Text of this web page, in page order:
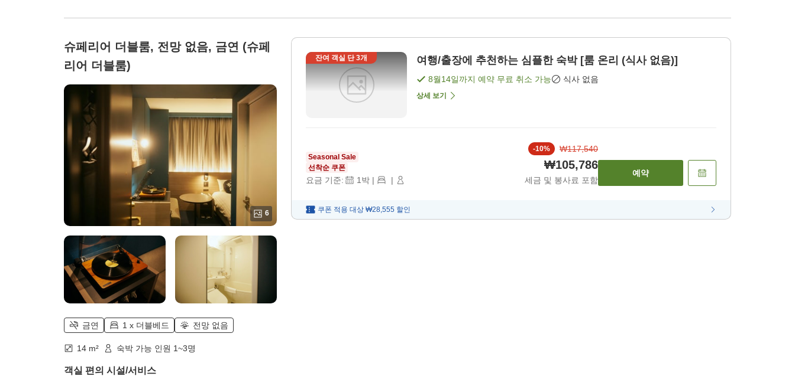
슈페리어 더블룸, 전망 없음, 금연 (슈페
리어 더블룸)
6
금연 1 x 더블베드 전망 없음
14 m² 숙박 가능 인원 1~3명
객실 편의 시설/서비스
잔여 객실 단3개 여행/출장에 추천하는 심플한 숙박 [룸 온리 (식사 없음)]
8월14일까지 예약 무료 취소 가능 식사 없음
상세 보기
Seasonal Sale
선착순 쿠폰
요금 기준: 1 박 | |
-10% ₩117,540
₩105,786
세금 및 봉사료 포함
예약
쿠폰 적용 대상 ₩28,555 할인